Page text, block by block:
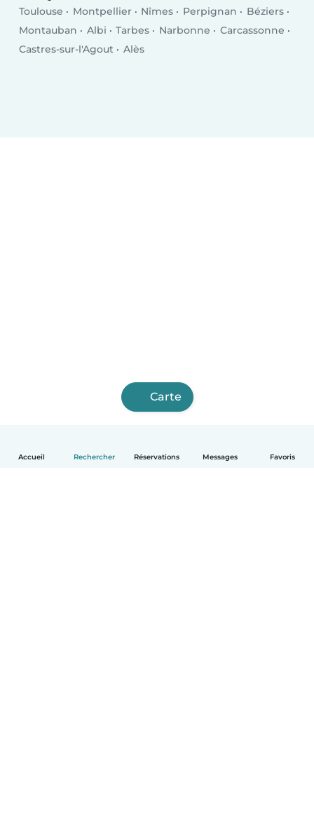
Accueil Rechercher Réservations Messages Favoris
Toulouse Montpellier Nîmes Perpignan
Béziers
Montauban
Albi Tarbes Narbonne
Carcassonne
Castres-sur-l'Agout
Alès
Carte